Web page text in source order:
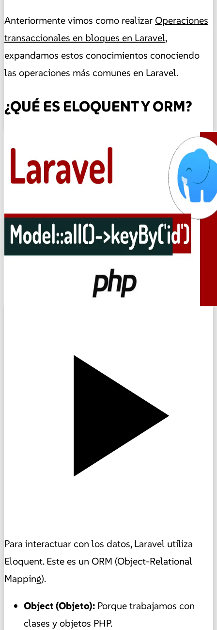
Anteriormente vimos como realizar Operaciones
transaccionales en bloques en Laravel,
expandamos estos conocimientos conociendo
las operaciones más comunes en Laravel.
¿QUÉ ES ELOQUENT Y ORM?
Para interactuar con los datos, Laravel utiliza
Eloquent. Este es un ORM (Object-Relational
Mapping).
Object (Objeto): Porque trabajamos con
clases y objetos PHP.